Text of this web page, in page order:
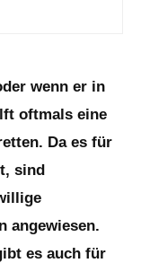
wenn er in
oftmals eine
Da es für
sind
angewiesen.
es auch für